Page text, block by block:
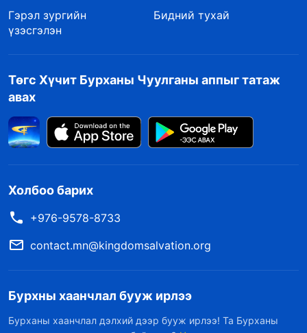
Гэрэл зургийн
үзэсгэлэн
Бидний тухай
Төгс Хүчит Бурханы Чуулганы аппыг татаж
авах
Холбоо барих
+976-9578-8733
contact.mn@kingdomsalvation.org
Бурхны хаанчлал бууж ирлээ
Бурханы хаанчлал дэлхий дээр бууж ирлээ! Та Бурханы